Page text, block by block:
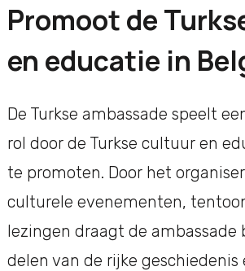
Promoot de
en educatie in
De Turkse ambassade speelt
rol door de Turkse cultuur en
te promoten. Door het
culturele evenementen,
lezingen draagt de ambassade
delen van de rijke